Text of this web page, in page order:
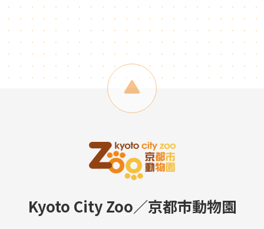
Kyoto City Zoo／京都市動物園